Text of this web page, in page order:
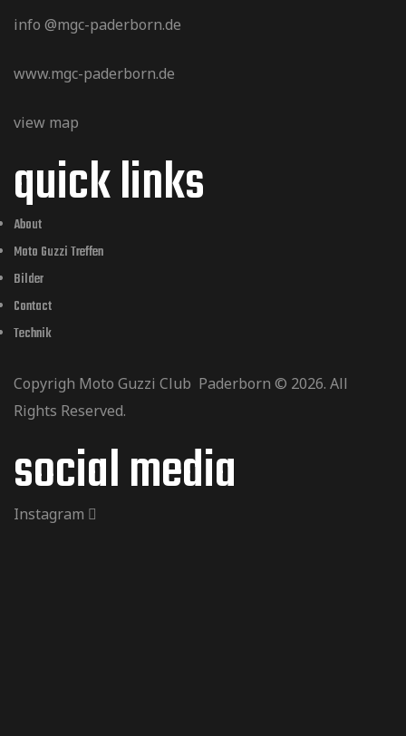
info @mgc-paderborn.de
www.mgc-paderborn.de
view map
quick links
About
Moto Guzzi Treffen
Bilder
Contact
Technik
Copyrigh Moto Guzzi Club Paderborn © 2026. All
Rights Reserved.
social media
Instagram